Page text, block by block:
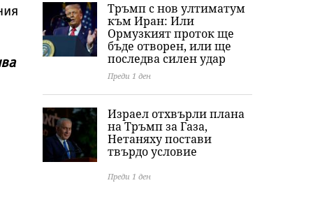
Тръмп с нов ултиматум
към Иран: Или
Ормузкият проток ще
бъде отворен, или ще
последва силен удар
Преди 1 ден
Израел отхвърли плана
на Тръмп за Газа,
Нетаняху постави
твърдо условие
Преди 1 ден